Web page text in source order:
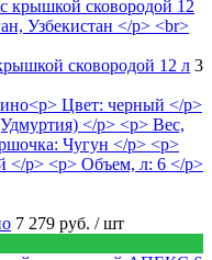
сковородой 12 л 3
7 279 руб. / шт